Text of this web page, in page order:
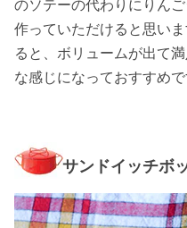
のソテーの代わりにりん
作っていただけると思い
ると、ボリュームが出て
な感じになっておすすめで
サンドイッチボ